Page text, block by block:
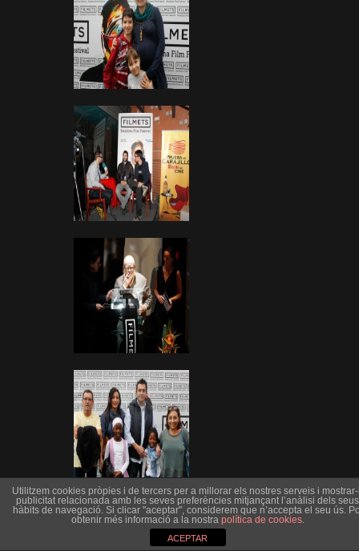
Utilitzem cookies pròpies i de tercers per a millorar els nostres serveis i
publicitat relacionada amb les seves preferències mitjançant l’anàlisi dels seus
hàbits de navegació. Si clicar "aceptar", considerem que n’accepta el seu ús.
obtenir més informació a la nostra política de cookies.
ACEPTAR